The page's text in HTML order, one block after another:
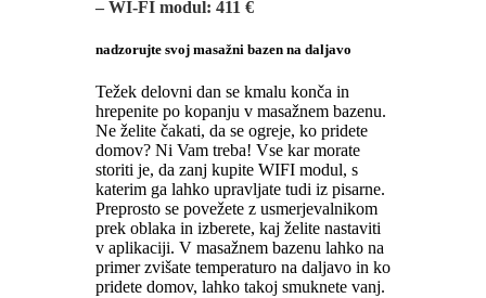
– WI-FI modul: 411 €
nadzorujte svoj masažni bazen na daljavo
Težek delovni dan se kmalu konča in
hrepenite po kopanju v masažnem bazenu.
Ne želite čakati, da se ogreje, ko pridete
domov? Ni Vam treba! Vse kar morate
storiti je, da zanj kupite WIFI modul, s
katerim ga lahko upravljate tudi iz pisarne.
Preprosto se povežete z usmerjevalnikom
prek oblaka in izberete, kaj želite nastaviti
v aplikaciji. V masažnem bazenu lahko na
primer zvišate temperaturo na daljavo in ko
pridete domov, lahko takoj smuknete vanj.